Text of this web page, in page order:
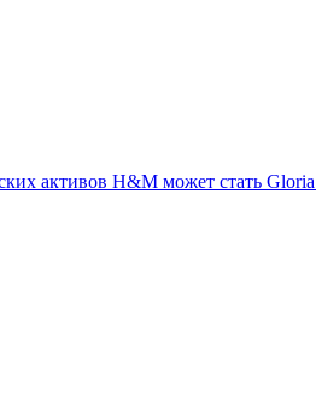
активов H&M может стать Gloria